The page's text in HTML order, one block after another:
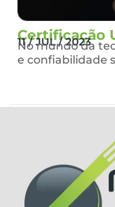
Certificação
11 / JUL / 2023
No mundo da
e confiabilidade